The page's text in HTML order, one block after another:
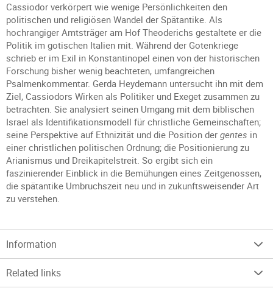
Cassiodor verkörpert wie wenige Persönlichkeiten den
politischen und religiösen Wandel der Spätantike. Als
hochrangiger Amtsträger am Hof Theoderichs gestaltete er die
Politik im gotischen Italien mit. Während der Gotenkriege
schrieb er im Exil in Konstantinopel einen von der historischen
Forschung bisher wenig beachteten, umfangreichen
Psalmenkommentar. Gerda Heydemann untersucht ihn mit dem
Ziel, Cassiodors Wirken als Politiker und Exeget zusammen zu
betrachten. Sie analysiert seinen Umgang mit dem biblischen
Israel als Identifikationsmodell für christliche Gemeinschaften;
seine Perspektive auf Ethnizität und die Position der gentes in
einer christlichen politischen Ordnung; die Positionierung zu
Arianismus und Dreikapitelstreit. So ergibt sich ein
faszinierender Einblick in die Bemühungen eines Zeitgenossen,
die spätantike Umbruchszeit neu und in zukunftsweisender Art
zu verstehen.
Information
Related links